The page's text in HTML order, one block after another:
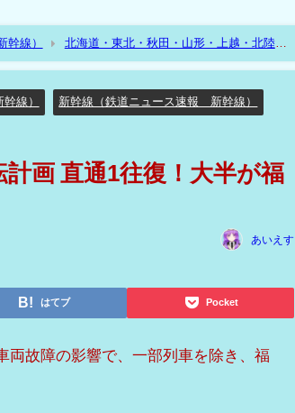
線）
北海道・東北・秋田・山形・上越・北陸新
復！大半が福島折り返し！運休有！
線） 新幹線（鉄道ニュース速報 新幹線）
画 直通1往復！大半が福
あいえす
はてブ Pocket
両故障の影響で、一部列車を除き、福